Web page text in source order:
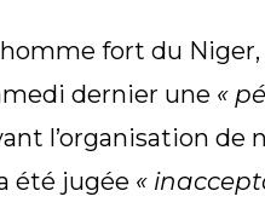
fort du Niger,
dernier une «
l’organisation de
été jugée «